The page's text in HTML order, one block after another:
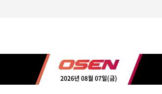
2026년 08월 07일(금)